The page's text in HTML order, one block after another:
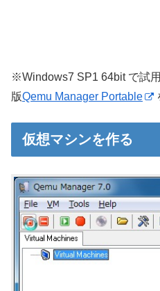
※Windows7 SP1 64bit で試
版Qemu Manager Portable
仮想マシンを作る